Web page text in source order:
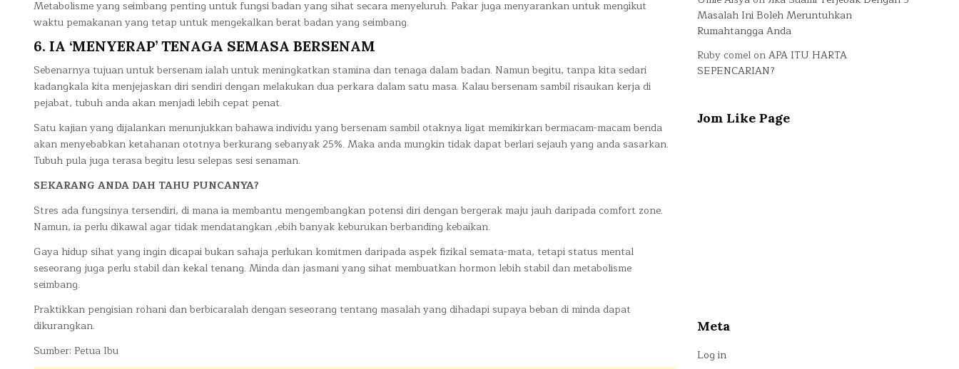
Metabolisme yang seimbang penting untuk fungsi badan yang sihat secara menyeluruh. Pakar juga menyarankan untuk mengikut
waktu pemakanan yang tetap untuk mengekalkan berat badan yang seimbang.
6. IA ‘MENYERAP’ TENAGA SEMASA BERSENAM
Sebenarnya tujuan untuk bersenam ialah untuk meningkatkan stamina dan tenaga dalam badan. Namun begitu, tanpa kita sedari
kadangkala kita menjejaskan diri sendiri dengan melakukan dua perkara dalam satu masa. Kalau bersenam sambil risaukan kerja di
pejabat, tubuh anda akan menjadi lebih cepat penat.
Satu kajian yang dijalankan menunjukkan bahawa individu yang bersenam sambil otaknya ligat memikirkan bermacam-macam benda
akan menyebabkan ketahanan ototnya berkurang sebanyak 25%. Maka anda mungkin tidak dapat berlari sejauh yang anda sasarkan.
Tubuh pula juga terasa begitu lesu selepas sesi senaman.
SEKARANG ANDA DAH TAHU PUNCANYA?
Stres ada fungsinya tersendiri, di mana ia membantu mengembangkan potensi diri dengan bergerak maju jauh daripada comfort zone.
Namun, ia perlu dikawal agar tidak mendatangkan ,ebih banyak keburukan berbanding kebaikan.
Gaya hidup sihat yang ingin dicapai bukan sahaja perlukan komitmen daripada aspek fizikal semata-mata, tetapi status mental
seseorang juga perlu stabil dan kekal tenang. Minda dan jasmani yang sihat membuatkan hormon lebih stabil dan metabolisme
seimbang.
Praktikkan pengisian rohani dan berbicaralah dengan seseorang tentang masalah yang dihadapi supaya beban di minda dapat
dikurangkan.
Sumber: Petua Ibu
Masalah Ini Boleh Meruntuhkan
Rumahtangga Anda
Ruby comel onAPA ITU HARTA
SEPENCARIAN?
Jom Like Page
Meta
Log in